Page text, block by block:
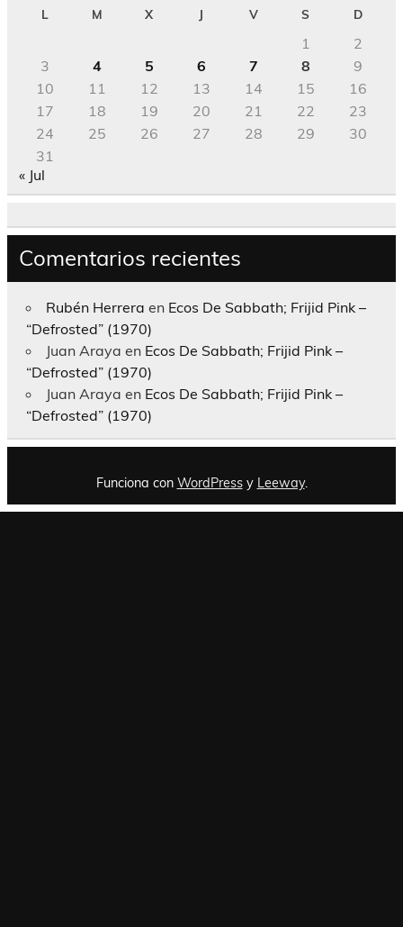
L M X J V S D
1
2
3
4 5 6 7 8
9
10
11 12 13 14 15
16
17
18 19 20 21 22
23
24
25 26 27 28 29
30
31
« Jul
Comentarios recientes
Rubén Herrera en Ecos De Sabbath; Frijid Pink –
“Defrosted” (1970)
Juan Araya en Ecos De Sabbath; Frijid Pink –
“Defrosted” (1970)
Juan Araya en Ecos De Sabbath; Frijid Pink –
“Defrosted” (1970)
Funciona con WordPressy Leeway.